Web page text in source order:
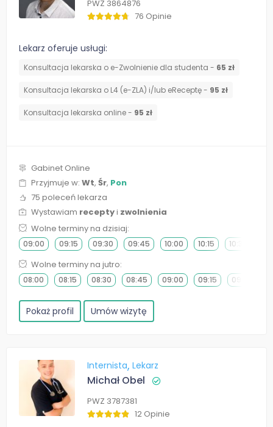
PWZ 3864876
76 Opinie
Lekarz oferuje usługi:
Konsultacja lekarska o e-Zwolnienie dla studenta - 65 zł
Konsultacja lekarska o L4 (e-ZLA) i/lub eReceptę - 95 zł
Konsultacja lekarska online - 95 zł
Gabinet Online
Przyjmuje w: Wt, Śr, Pon
75 poleceń lekarza
Wystawiam receptyi zwolnienia
Wolne terminy na dzisiaj:
09:00 09:15 09:30 09:45 10:00 10:15 10:30
Wolne terminy na jutro:
08:00 08:15 08:30 08:45 09:00 09:15 09:30
Pokaż profil Umów wizytę
Internista Lekarz
Michał Obel
PWZ 3787381
12 Opinie